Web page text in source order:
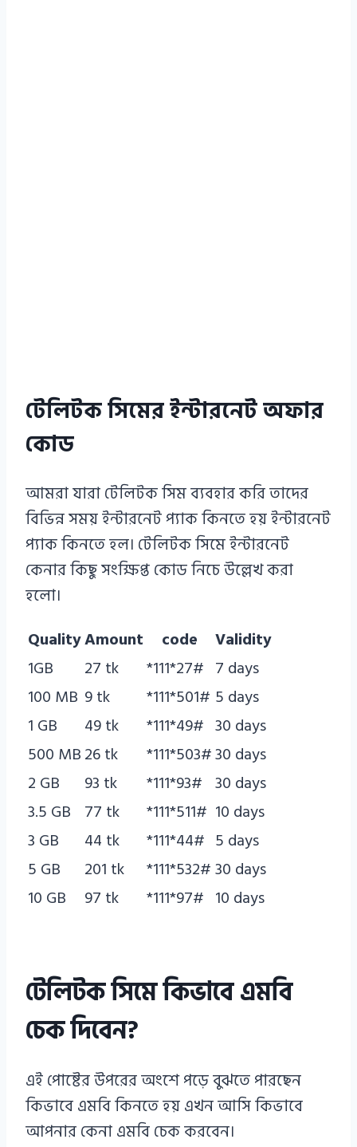
টেলিটক সিমের ইন্টারনেট অফার
কোড
আমরা যারা টেলিটক সিম ব্যবহার করি তাদের
বিভিন্ন সময় ইন্টারনেট প্যাক কিনতে হয় ইন্টারনেট
প্যাক কিনতে হল। টেলিটক সিমে ইন্টারনেট
কেনার কিছু সংক্ষিপ্ত কোড নিচে উল্লেখ করা
হলো।
QualityAmount code
Validity
1GB
27 tk *111*27# 7 days
100 MB 9 tk *111*501# 5 days
1 GB
49 tk *111*49# 30 days
500 MB26 tk *111*503#30 days
2 GB
93 tk *111*93# 30 days
3.5 GB 77 tk *111*511# 10 days
3 GB
44 tk *111*44# 5 days
5 GB
201 tk *111*532#30 days
10 GB
97 tk *111*97# 10 days
টেলিটক সিমে কিভাবে এমবি
চেক দিবেন?
এই পোষ্টের উপরের অংশে পড়ে বুঝতে পারছেন
কিভাবে এমবি কিনতে হয় এখন আসি কিভাবে
আপনার কেনা এমবি চেক করবেন।